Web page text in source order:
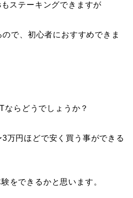
ステーキングできますが
で、初心者におすすめできま
ならどうでしょうか？
万円ほどで安く買う事ができる
をできるかと思います。